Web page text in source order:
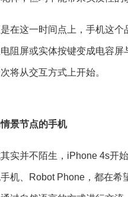
在这一时间点上，手机这个
阻屏或实体按键变成电容屏
将从交互方式上开始。
景节点的手机
实并不陌生，iPhone 4s开
机、Robot Phone，都在希